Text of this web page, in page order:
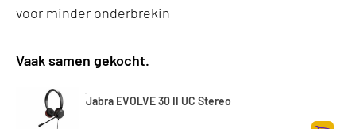
voor minder onderbrekin
Vaak samen gekocht.
Jabra EVOLVE 30 II UC Stereo